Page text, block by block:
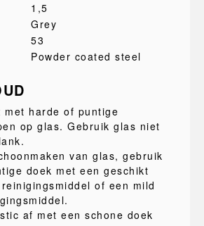
1,5
Grey
53
Powder coated steel
met harde of puntige
op glas. Gebruik glas niet
van glas, gebruik
doek met een geschikt
of een mild
af met een schone doek